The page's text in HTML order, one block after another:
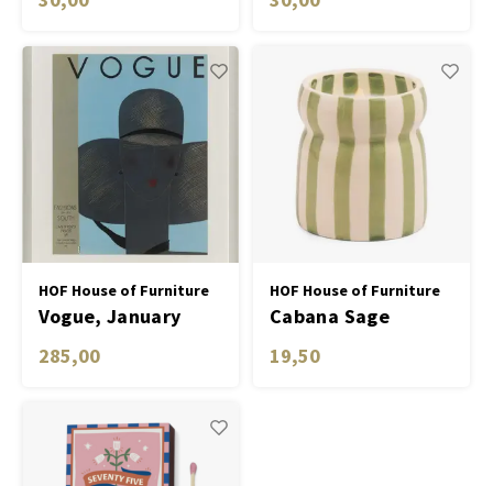
Candle - Cactus
Flower
Candle - Black
HOF House of Furniture
Vogue, January
1929
285,00
HOF House of Furniture
Cabana Sage
Striped Ceramic
Candle - Bora Bora
19,50